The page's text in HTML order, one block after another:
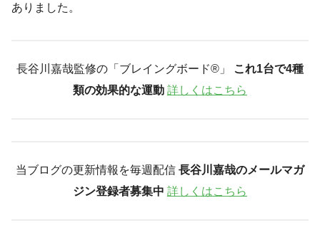
ありました。
長谷川嘉哉監修の「ブレイングボード®︎」
これ1台で4種
類の効果的な運動 詳しくはこちら
当ブログの更新情報を毎週配信 長谷川嘉哉のメールマガ
ジン登録者募集中 詳しくはこちら